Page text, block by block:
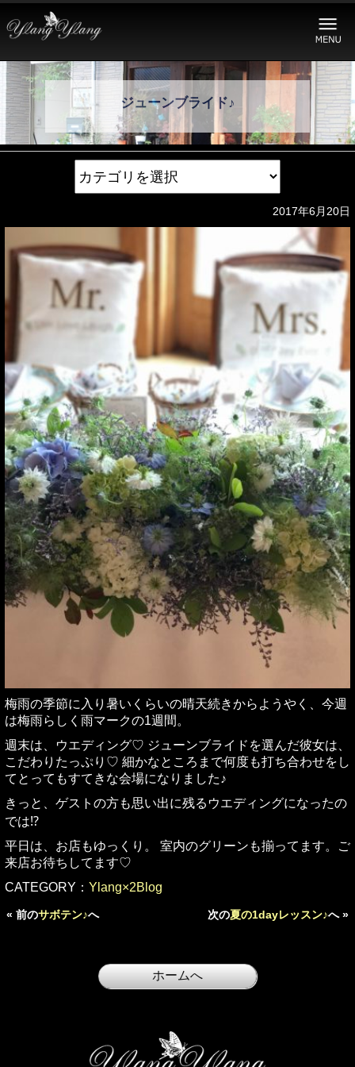
ジューンブライド♪
2017年6月20日
梅雨の季節に入り暑いくらいの晴天続きからようやく、今週
は梅雨らしく雨マークの1週間。
週末は、ウエディング♡ ジューンブライドを選んだ彼女は、
こだわりたっぷり♡ 細かなところまで何度も打ち合わせをし
てとってもすてきな会場になりました♪
きっと、ゲストの方も思い出に残るウエディングになったの
では⁉︎
平日は、お店もゆっくり。 室内のグリーンも揃ってます。ご
来店お待ちしてます♡
CATEGORY： Ylang×2Blog
« 前のサボテン♪へ 次の夏の1dayレッスン♪へ »